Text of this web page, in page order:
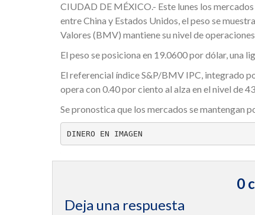
CIUDAD DE MÉXICO.- Este lunes los
entre China y Estados Unidos, el peso se
Valores (BMV) mantiene su nivel de
El peso se posiciona en 19.0600 por dólar, una
El referencial índice S&P/BMV IPC, integrado
opera con 0.40 por ciento al alza en el nivel de
Se pronostica que los mercados se mantengan
DINERO EN IMAGEN
0
Deja una respuesta